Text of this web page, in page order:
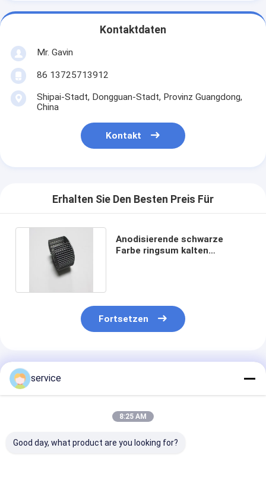
Kontaktdaten
Mr. Gavin
86 13725713912
Shipai-Stadt, Dongguan-Stadt, Provinz Guangdong,
China
Kontakt
Erhalten Sie Den Besten Preis Für
Anodisierende schwarze
Farbe ringsum kalten
Fortsetzen
Empfohlene Produkte
service
8:25 AM
Good day, what product are you looking for?